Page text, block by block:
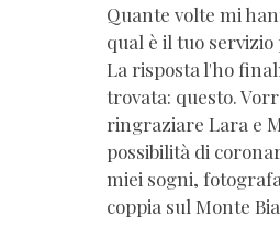
Quante volte mi
qual è il tuo
La risposta l'ho
trovata: questo.
ringraziare Lara e
possibilità di
miei sogni,
coppia sul Monte